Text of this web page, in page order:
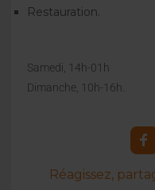
Restauration.
Samedi, 14h-01h
Dimanche, 10h-16h.
Réagissez,